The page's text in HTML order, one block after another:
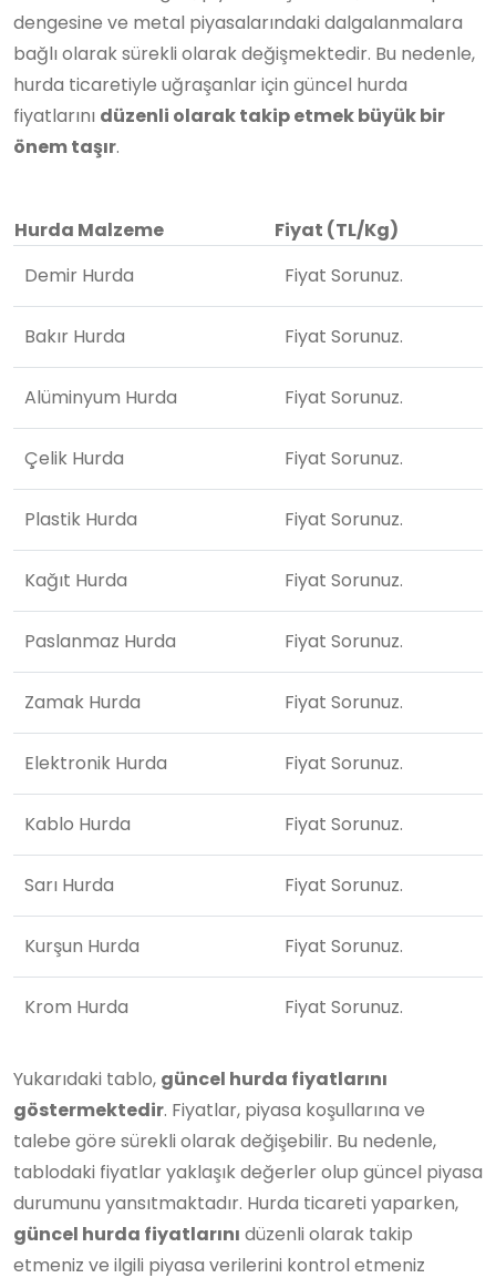
dengesine ve metal piyasalarındaki dalgalanmalara
bağlı olarak sürekli olarak değişmektedir. Bu nedenle,
hurda ticaretiyle uğraşanlar için güncel hurda
fiyatlarını düzenli olarak takip etmek büyük bir
önem taşır.
Hurda Malzeme
Fiyat (TL/Kg)
Demir Hurda
Fiyat Sorunuz.
Bakır Hurda Fiyat Sorunuz.
Alüminyum Hurda Fiyat Sorunuz.
Çelik Hurda Fiyat Sorunuz.
Plastik Hurda Fiyat Sorunuz.
Kağıt Hurda Fiyat Sorunuz.
Paslanmaz Hurda Fiyat Sorunuz.
Zamak Hurda Fiyat Sorunuz.
Elektronik Hurda Fiyat Sorunuz.
Kablo Hurda Fiyat Sorunuz.
Sarı Hurda Fiyat Sorunuz.
Kurşun Hurda Fiyat Sorunuz.
Krom Hurda Fiyat Sorunuz.
Yukarıdaki tablo, güncel hurda fiyatlarını
göstermektedir. Fiyatlar, piyasa koşullarına ve
talebe göre sürekli olarak değişebilir. Bu nedenle,
tablodaki fiyatlar yaklaşık değerler olup güncel piyasa
durumunu yansıtmaktadır. Hurda ticareti yaparken,
güncel hurda fiyatlarını düzenli olarak takip
etmeniz ve ilgili piyasa verilerini kontrol etmeniz